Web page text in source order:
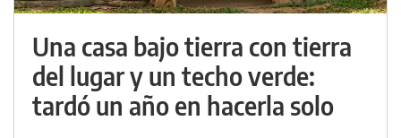
Una casa bajo tierra con tierra
del lugar y un techo verde:
tardó un año en hacerla solo